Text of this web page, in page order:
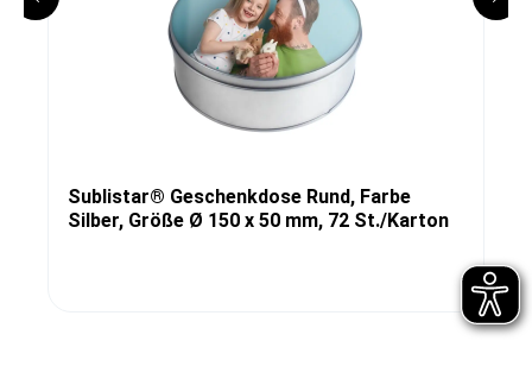
Sublistar® Geschenkdose Rund, Farbe
Silber, Größe Ø 150 x 50 mm, 72 St./Karton